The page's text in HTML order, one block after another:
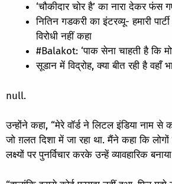
‘चौकीदार चोर है’ का नारा देकर फंस
नितिन गडकरी का इंटरव्यू- हमारी
विरोधी नहीं कहा
#Balakot: ‘पाक सेना चाहती है कि
सूडान में विद्रोह, क्या बीत रही है वहाँ
null.
उन्होंने कहा, “मेरे वॉर्ड ने लिटल इंडिया नाम से
जो ग़लत दिशा में जा रहा था. मैंने कहा कि
लक्ष्यों पर पुनर्विचार करके उन्हें व्यावहारिक